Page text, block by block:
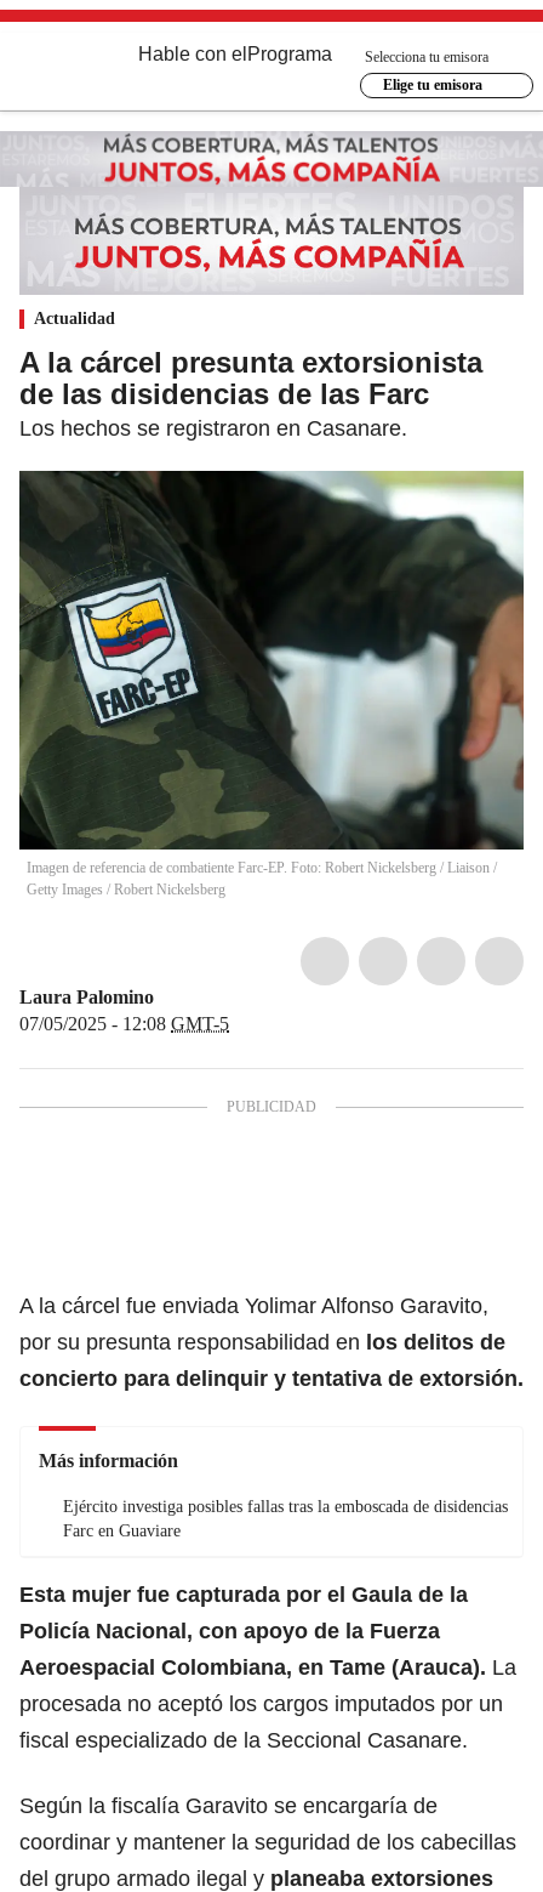
Hable con el Programa
Selecciona tu emisora
Elige tu emisora
Actualidad
A la cárcel presunta extorsionista
de las disidencias de las Farc
Los hechos se registraron en Casanare.
Imagen de referencia de combatiente Farc-EP. Foto: Robert Nickelsberg / Liaison /
Getty Images / Robert Nickelsberg
Laura Palomino
07/05/2025 - 12:08 GMT-5
A la cárcel fue enviada Yolimar Alfonso Garavito,
por su presunta responsabilidad en los delitos de
concierto para delinquir y tentativa de extorsión.
Más información
Ejército investiga posibles fallas tras la emboscada de disidencias
Farc en Guaviare
Esta mujer fue capturada por el Gaula de la
Policía Nacional, con apoyo de la Fuerza
Aeroespacial Colombiana, en Tame (Arauca). La
procesada no aceptó los cargos imputados por un
fiscal especializado de la Seccional Casanare.
Según la fiscalía Garavito se encargaría de
coordinar y mantener la seguridad de los cabecillas
del grupo armado ilegal y planeaba extorsiones